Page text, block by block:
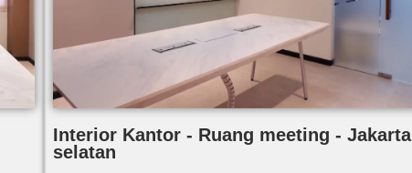
Interior Kantor - Ruang meeting - Jakarta
selatan